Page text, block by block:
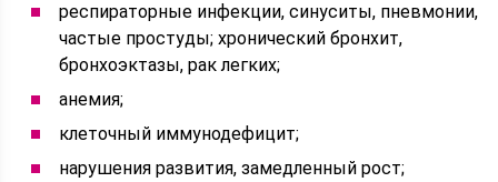
респираторные инфекции, синуситы, пневмонии,
частые простуды; хронический бронхит,
бронхоэктазы, рак легких;
анемия;
клеточный иммунодефицит;
нарушения развития, замедленный рост;